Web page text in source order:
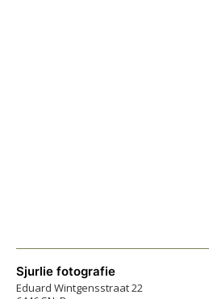
Sjurlie fotografie
Eduard Wintgensstraat 22